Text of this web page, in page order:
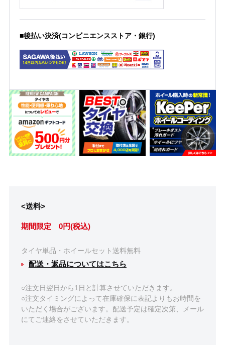
■後払い決済(コンビニエンスストア・銀行)
<送料>
期間限定 0円(税込)
タイヤ単品・ホイールセット送料無料
配送・返品についてはこちら
○注文日翌日から1日と計算させていただきます。
○注文タイミングによって在庫確保に表記よりもお時間を
いただく場合がございます。配送予定は確定次第、メール
にてご連絡をさせていただきます。